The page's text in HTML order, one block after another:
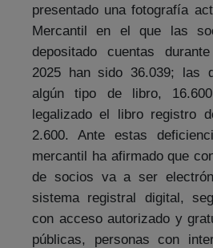
presentado una fotografía
Mercantil en el que las
depositado cuentas
2025 han sido 36.039; las
algún tipo de libro,
legalizado el libro registro
2.600. Ante estas
mercantil ha afirmado que
de socios va a ser
sistema registral digital,
con acceso autorizado y
públicas, personas con